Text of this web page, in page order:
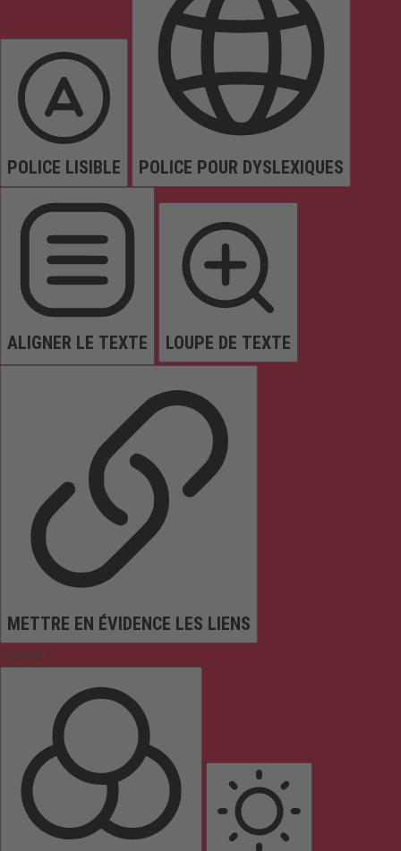
POLICE LISIBLE POLICE POUR DYSLEXIQUES
ALIGNER LE TEXTE LOUPE DE TEXTE
METTRE EN ÉVIDENCE LES LIENS
Couleurs